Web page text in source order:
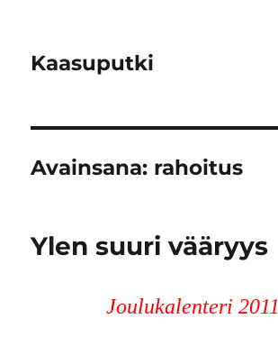
Kaasuputki
Avainsana: rahoitus
Ylen suuri vääryys
Joulukalenteri 2011